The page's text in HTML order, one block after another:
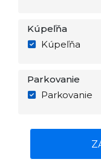
Kúpeľňa
Kúpeľňa
Parkovanie
Parkovanie